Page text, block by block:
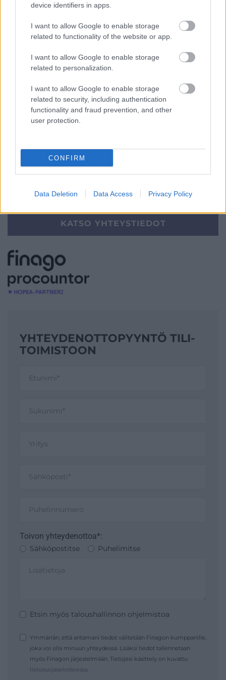
device identifiers in apps.
I want to allow Google to enable storage
related to functionality of the website or app.
I want to allow Google to enable storage
related to personalization.
I want to allow Google to enable storage
related to security, including authentication
functionality and fraud prevention, and other
user protection.
CONFIRM
Data Deletion Data Access Privacy Policy
ALV-laskelmat, ilmoitukset verottajalle ja
Lakisääteinen kirjanpito
Maksatuspalvelut
Myyntilaskuihin liittyvät palvelut
Ostolaskuihin liittyvät palvelut
Palkkahallinnon palvelut
perustamispalvelut)
YHTEYSTIEDOT
KATSO YHTEYSTIEDOT
YHTEYDENOTTO­PYYNTÖ TILI­
TOIMISTOON
Toivon yhteydenottoa*:
Sähköpostitse Puhelimitse
Etsin myös taloushallinnon ohjelmistoa
Ymmärrän, että antamani tiedot välitetään Finagon kumppanille,
joka voi olla minuun yhteydessä. Lisäksi tiedot tallennetaan
myös Finagon järjestelmään. Tietojesi käsittely on kuvattu
tietosuojaselosteessa